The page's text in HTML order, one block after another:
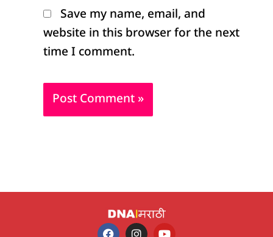
Save my name, email, and
website in this browser for the next
time I comment.
F I Y